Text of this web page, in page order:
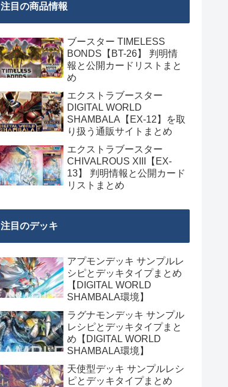
注目の商品情報
ブースター TIMELESS
BONDS【BT-26】 判明情
報と公開カードリストまと
め
エクストラブースター
DIGITAL WORLD
SHAMBALA【EX-12】を取
り扱う通販サイトまとめ
エクストラブースター
CHIVALROUS XIII【EX-
13】 判明情報と公開カード
リストまとめ
注目のデッキ
アプモンデッキ サンプルレ
シピとデッキタイプまとめ
【DIGITAL WORLD
SHAMBALA環境】
ラグナモンデッキ サンプル
レシピとデッキタイプまと
め【DIGITAL WORLD
SHAMBALA環境】
天使型デッキ サンプルレシ
ピとデッキタイプまとめ